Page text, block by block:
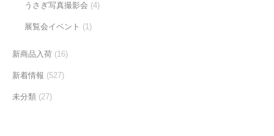
うさぎ写真撮影会 (4)
展覧会イベント (1)
新商品入荷 (16)
新着情報 (527)
未分類 (27)